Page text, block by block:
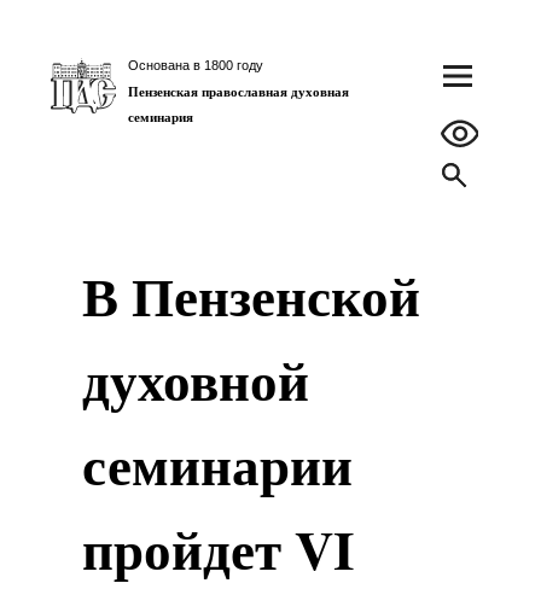
Основана в 1800 году
Пензенская православная духовная
семинария
В Пензенской
духовной
семинарии
пройдет VI